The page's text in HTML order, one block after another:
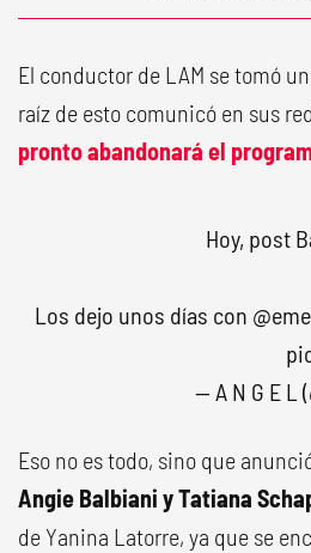
El conductor de LAM se tomó
raíz de esto comunicó en sus
pronto abandonará el
Hoy, post
Los dejo unos días con
— A N G E L
Eso no es todo, sino que
Angie Balbiani y Tatiana
de Yanina Latorre, ya que se